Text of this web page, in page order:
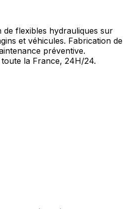
de flexibles hydrauliques sur
et véhicules. Fabrication de
préventive.
la France, 24H/24.